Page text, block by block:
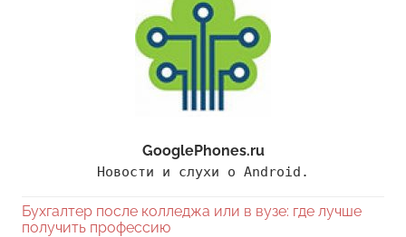
GooglePhones.ru
Новости и слухи о Android.
Бухгалтер после колледжа или в вузе: где лучше
получить профессию